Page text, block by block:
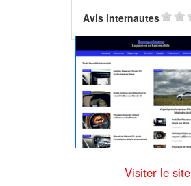
Avis internautes
Visiter le site